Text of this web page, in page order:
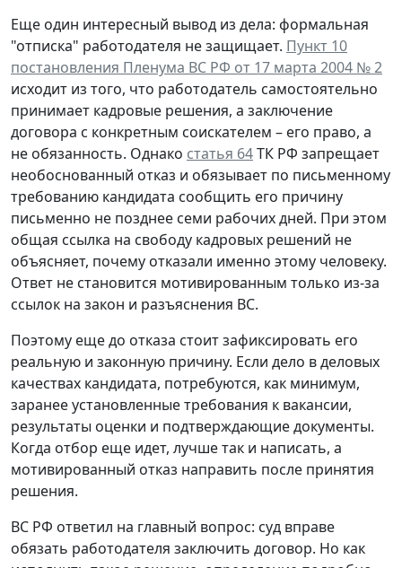
Еще один интересный вывод из дела: формальная
"отписка" работодателя не защищает. Пункт 10
постановления Пленума ВС РФ от 17 марта 2004 № 2
исходит из того, что работодатель самостоятельно
принимает кадровые решения, а заключение
договора с конкретным соискателем – его право, а
не обязанность. Однако статья 64ТК РФ запрещает
необоснованный отказ и обязывает по письменному
требованию кандидата сообщить его причину
письменно не позднее семи рабочих дней. При этом
общая ссылка на свободу кадровых решений не
объясняет, почему отказали именно этому человеку.
Ответ не становится мотивированным только из-за
ссылок на закон и разъяснения ВС.
Поэтому еще до отказа стоит зафиксировать его
реальную и законную причину. Если дело в деловых
качествах кандидата, потребуются, как минимум,
заранее установленные требования к вакансии,
результаты оценки и подтверждающие документы.
Когда отбор еще идет, лучше так и написать, а
мотивированный отказ направить после принятия
решения.
ВС РФ ответил на главный вопрос: суд вправе
обязать работодателя заключить договор. Но как